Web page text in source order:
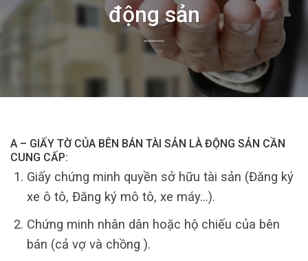
động sản
A – GIẤY TỜ CỦA BÊN BÁN TÀI SẢN LÀ ĐỘNG SẢN CẦN
CUNG CẤP:
Giấy chứng minh quyền sở hữu tài sản (Đăng ký
xe ô tô, Đăng ký mô tô, xe máy…).
Chứng minh nhân dân hoặc hộ chiếu của bên
bán (cả vợ và chồng ).